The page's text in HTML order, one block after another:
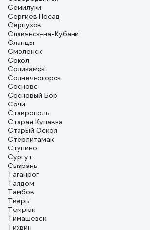
Семилуки
Сергиев Посад
Серпухов
Славянск-на-Кубани
Сланцы
Смоленск
Сокол
Соликамск
Солнечногорск
Сосново
Сосновый Бор
Сочи
Ставрополь
Старая Купавна
Старый Оскол
Стерлитамак
Ступино
Сургут
Сызрань
Таганрог
Талдом
Тамбов
Тверь
Темрюк
Тимашевск
Тихвин